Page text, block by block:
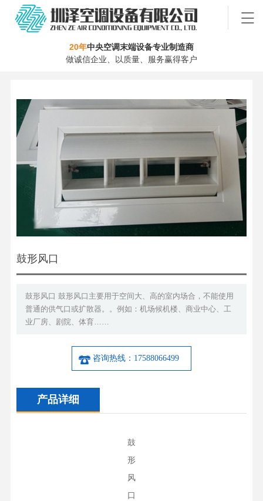
20年中央空调末端设备专业制造商
做诚信企业、以质量、服务赢得客户
鼓形风口
鼓形风口 鼓形风口主要用于空间大、高的室内场合，不能使用
普通的供气口或扩散器。。例如：机场候机楼、商业中心、工
业厂房、剧院、体育……
咨询热线：17588066499
产品详细
鼓
形
风
口